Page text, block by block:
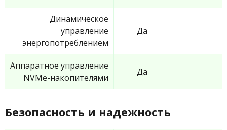
Динамическое
управление
энергопотреблением
Да
Аппаратное управление
NVMe-накопителями
Да
Безопасность и надежность